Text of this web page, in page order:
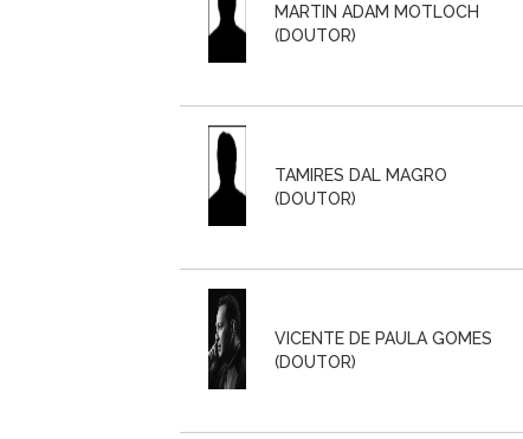
MARTIN ADAM MOTLOCH
(DOUTOR)
TAMIRES DAL MAGRO
(DOUTOR)
VICENTE DE PAULA GOMES
(DOUTOR)